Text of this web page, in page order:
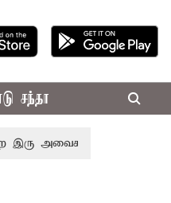
சந்தா
அவைகளும் திங்கள்கிழமை